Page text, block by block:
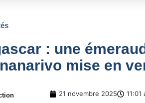
: une
mise en
21 novembre 2025 11:01